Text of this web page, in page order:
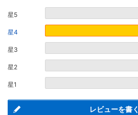
星5
星4
星3
星2
星1
レビューを書く